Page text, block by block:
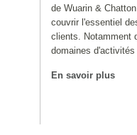
de Wuarin &
couvrir l'essentiel
clients. Notamment
domaines
En savoir plus